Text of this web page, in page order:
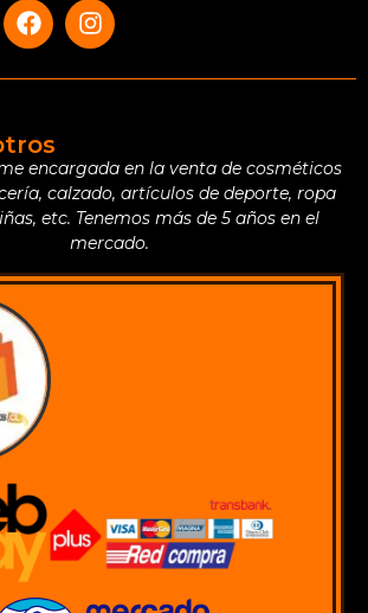
encargada en la venta de cosméticos
calzado, artículos de deporte, ropa
etc. Tenemos más de 5 años en el
mercado.